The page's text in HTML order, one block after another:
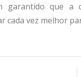
garantido que a
cada vez melhor